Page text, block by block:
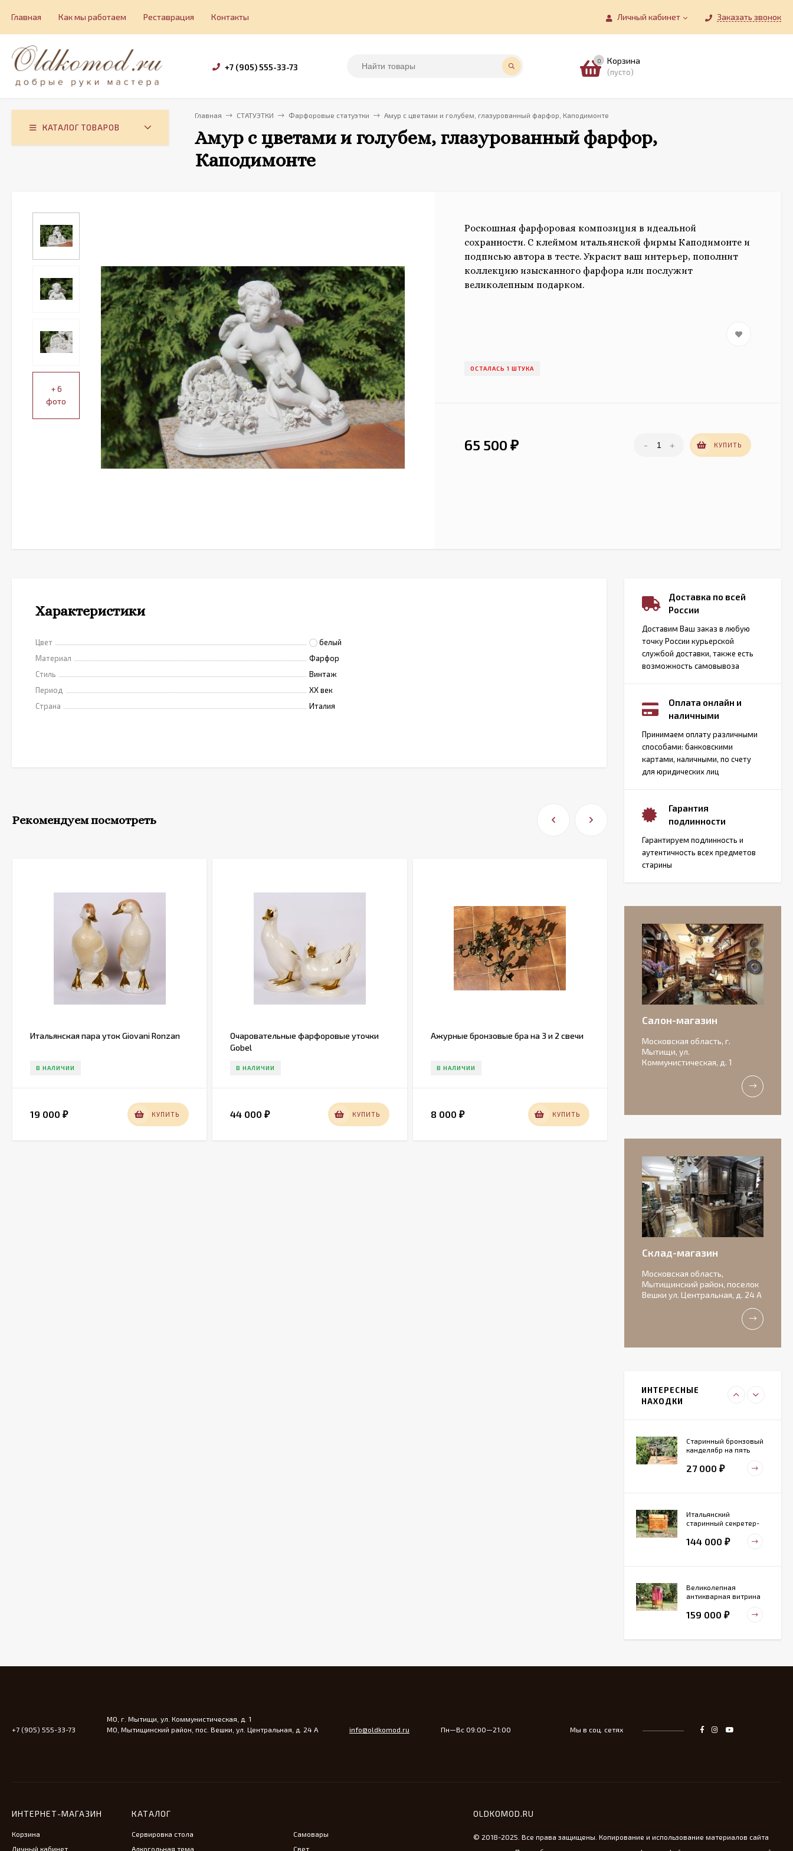
Личный кабинет Заказать звонок
Главная Как мы работаем Реставрация Контакты
+7 (905) 555-33-73
0 Корзина
(пусто)
КАТАЛОГ ТОВАРОВ
Главная СТАТУЭТКИ Фарфоровые статуэтки Амур с цветами и голубем, глазурованный фарфор, Каподимонте
Амур с цветами и голубем, глазурованный фарфор,
Каподимонте
+ 6
фото
Роскошная фарфоровая композиция в идеальной
сохранности. С клеймом итальянской фирмы Каподимонте и
подписью автора в тесте. Украсит ваш интерьер, пополнит
коллекцию изысканного фарфора или послужит
великолепным подарком.
ОСТАЛАСЬ 1 ШТУКА
65 500₽ - + КУПИТЬ
Характеристики
Цвет
белый
Материал
Фарфор
Стиль
Винтаж
Период
XX век
Страна
Италия
Рекомендуем посмотреть
Итальянская пара уток Giovani Ronzan
В НАЛИЧИИ
19 000 ₽ КУПИТЬ
Очаровательные фарфоровые уточки
Gobel
В НАЛИЧИИ
44 000₽ КУПИТЬ
Ажурные бронзовые бра на 3 и 2 свечи
В НАЛИЧИИ
8 000 ₽ КУПИТЬ
Французский набор ножей с
рукоятками из рога.
В НАЛИЧИИ
12 000₽ КУПИТЬ
Доставка по всей
России
Доставим Ваш заказ в любую
точку России курьерской
службой доставки, также есть
возможность самовывоза
Оплата онлайн и
наличными
Принимаем оплату различными
способами: банковскими
картами, наличными, по счету
для юридических лиц
Гарантия
подлинности
Гарантируем подлинность и
аутентичность всех предметов
старины
Салон-магазин
Московская область, г.
Мытищи, ул.
Коммунистическая, д. 1
Склад-магазин
Московская область,
Мытищинский район, поселок
Вешки ул. Центральная, д. 24 А
ИНТЕРЕСНЫЕ
НАХОДКИ
Антикварная
бисквитная
композиция с
156 000
Очаровательные
Идеальное состояние.
фарфоровый
светильник
27 000
Старинный бронзовый
канделябр на пять
27 000 ₽
Итальянский
старинный секретер-
144 000 ₽
Великолепная
антикварная витрина
159 000 ₽
Тарелка для
13 800₽
+7 (905) 555-33-73
МО, г. Мытищи, ул. Коммунистическая, д. 1
МО, Мытищинский район, пос. Вешки, ул. Центральная, д. 24 А
info@oldkomod.ru Пн—Вс 09:00—21:00 Мы в соц. сетях
ИНТЕРНЕТ-МАГАЗИН
Корзина
Личный кабинет
КАТАЛОГ
Сервировка стола
Алкогольная тема
Самовары
Свет
OLDKOMOD.RU
© 2018-2025. Все права защищены. Копирование и использование материалов сайта